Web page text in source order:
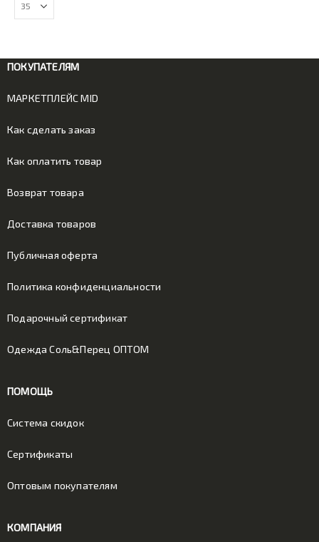
ПОКУПАТЕЛЯМ
МАРКЕТПЛЕЙС MID
Как сделать заказ
Как оплатить товар
Возврат товара
Доставка товаров
Публичная оферта
Политика конфиденциальности
Подарочный сертификат
Одежда Соль&Перец ОПТОМ
ПОМОЩЬ
Система скидок
Сертификаты
Оптовым покупателям
КОМПАНИЯ